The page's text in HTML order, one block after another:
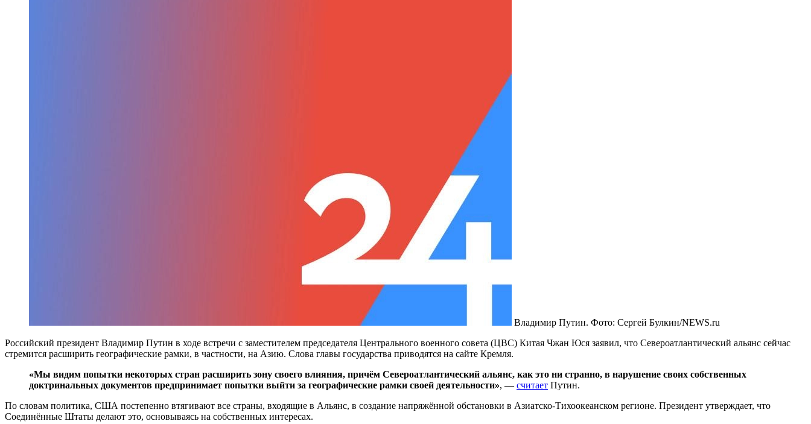
Владимир Путин. Фото: Сергей Булкин/NEWS.ru
Российский президент Владимир Путин в ходе встречи с заместителем председателя Центрального военного совета (ЦВС) Китая Чжан Юся заявил, что Североатлантический альянс сейчас
стремится расширить географические рамки, в частности, на Азию. Слова главы государства приводятся на сайте Кремля.
«Мы видим попытки некоторых стран расширить зону своего влияния, причём Североатлантический альянс, как это ни странно, в нарушение своих собственных
доктринальных документов предпринимает попытки выйти за географические рамки своей деятельности», — считает Путин.
По словам политика, США постепенно втягивают все страны, входящие в Альянс, в создание напряжённой обстановки в Азиатско-Тихоокеанском регионе. Президент утверждает, что
Соединённые Штаты делают это, основываясь на собственных интересах.